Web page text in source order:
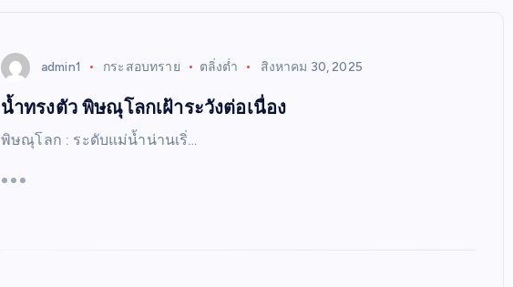
admin1 กระสอบทราย ตลิ่งต่ำ สิงหาคม 30, 2025
น้ำทรงตัว พิษณุโลกเฝ้าระวังต่อเนื่อง
พิษณุโลก : ระดับแม่น้ำน่านเริ่…